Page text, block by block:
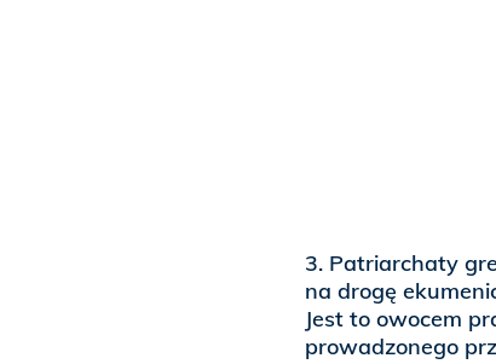
3. Patriarchaty
na drogę
Jest to owocem
prowadzonego